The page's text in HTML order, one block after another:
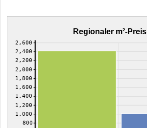
Regionaler m²-Preis
800
1,000
1,200
1,400
1,600
1,800
2,000
2,200
2,400
2,600